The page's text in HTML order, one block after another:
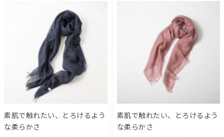
素肌で触れたい、とろけるよう
な柔らかさ
素肌で触れたい、とろけるよう
な柔らかさ